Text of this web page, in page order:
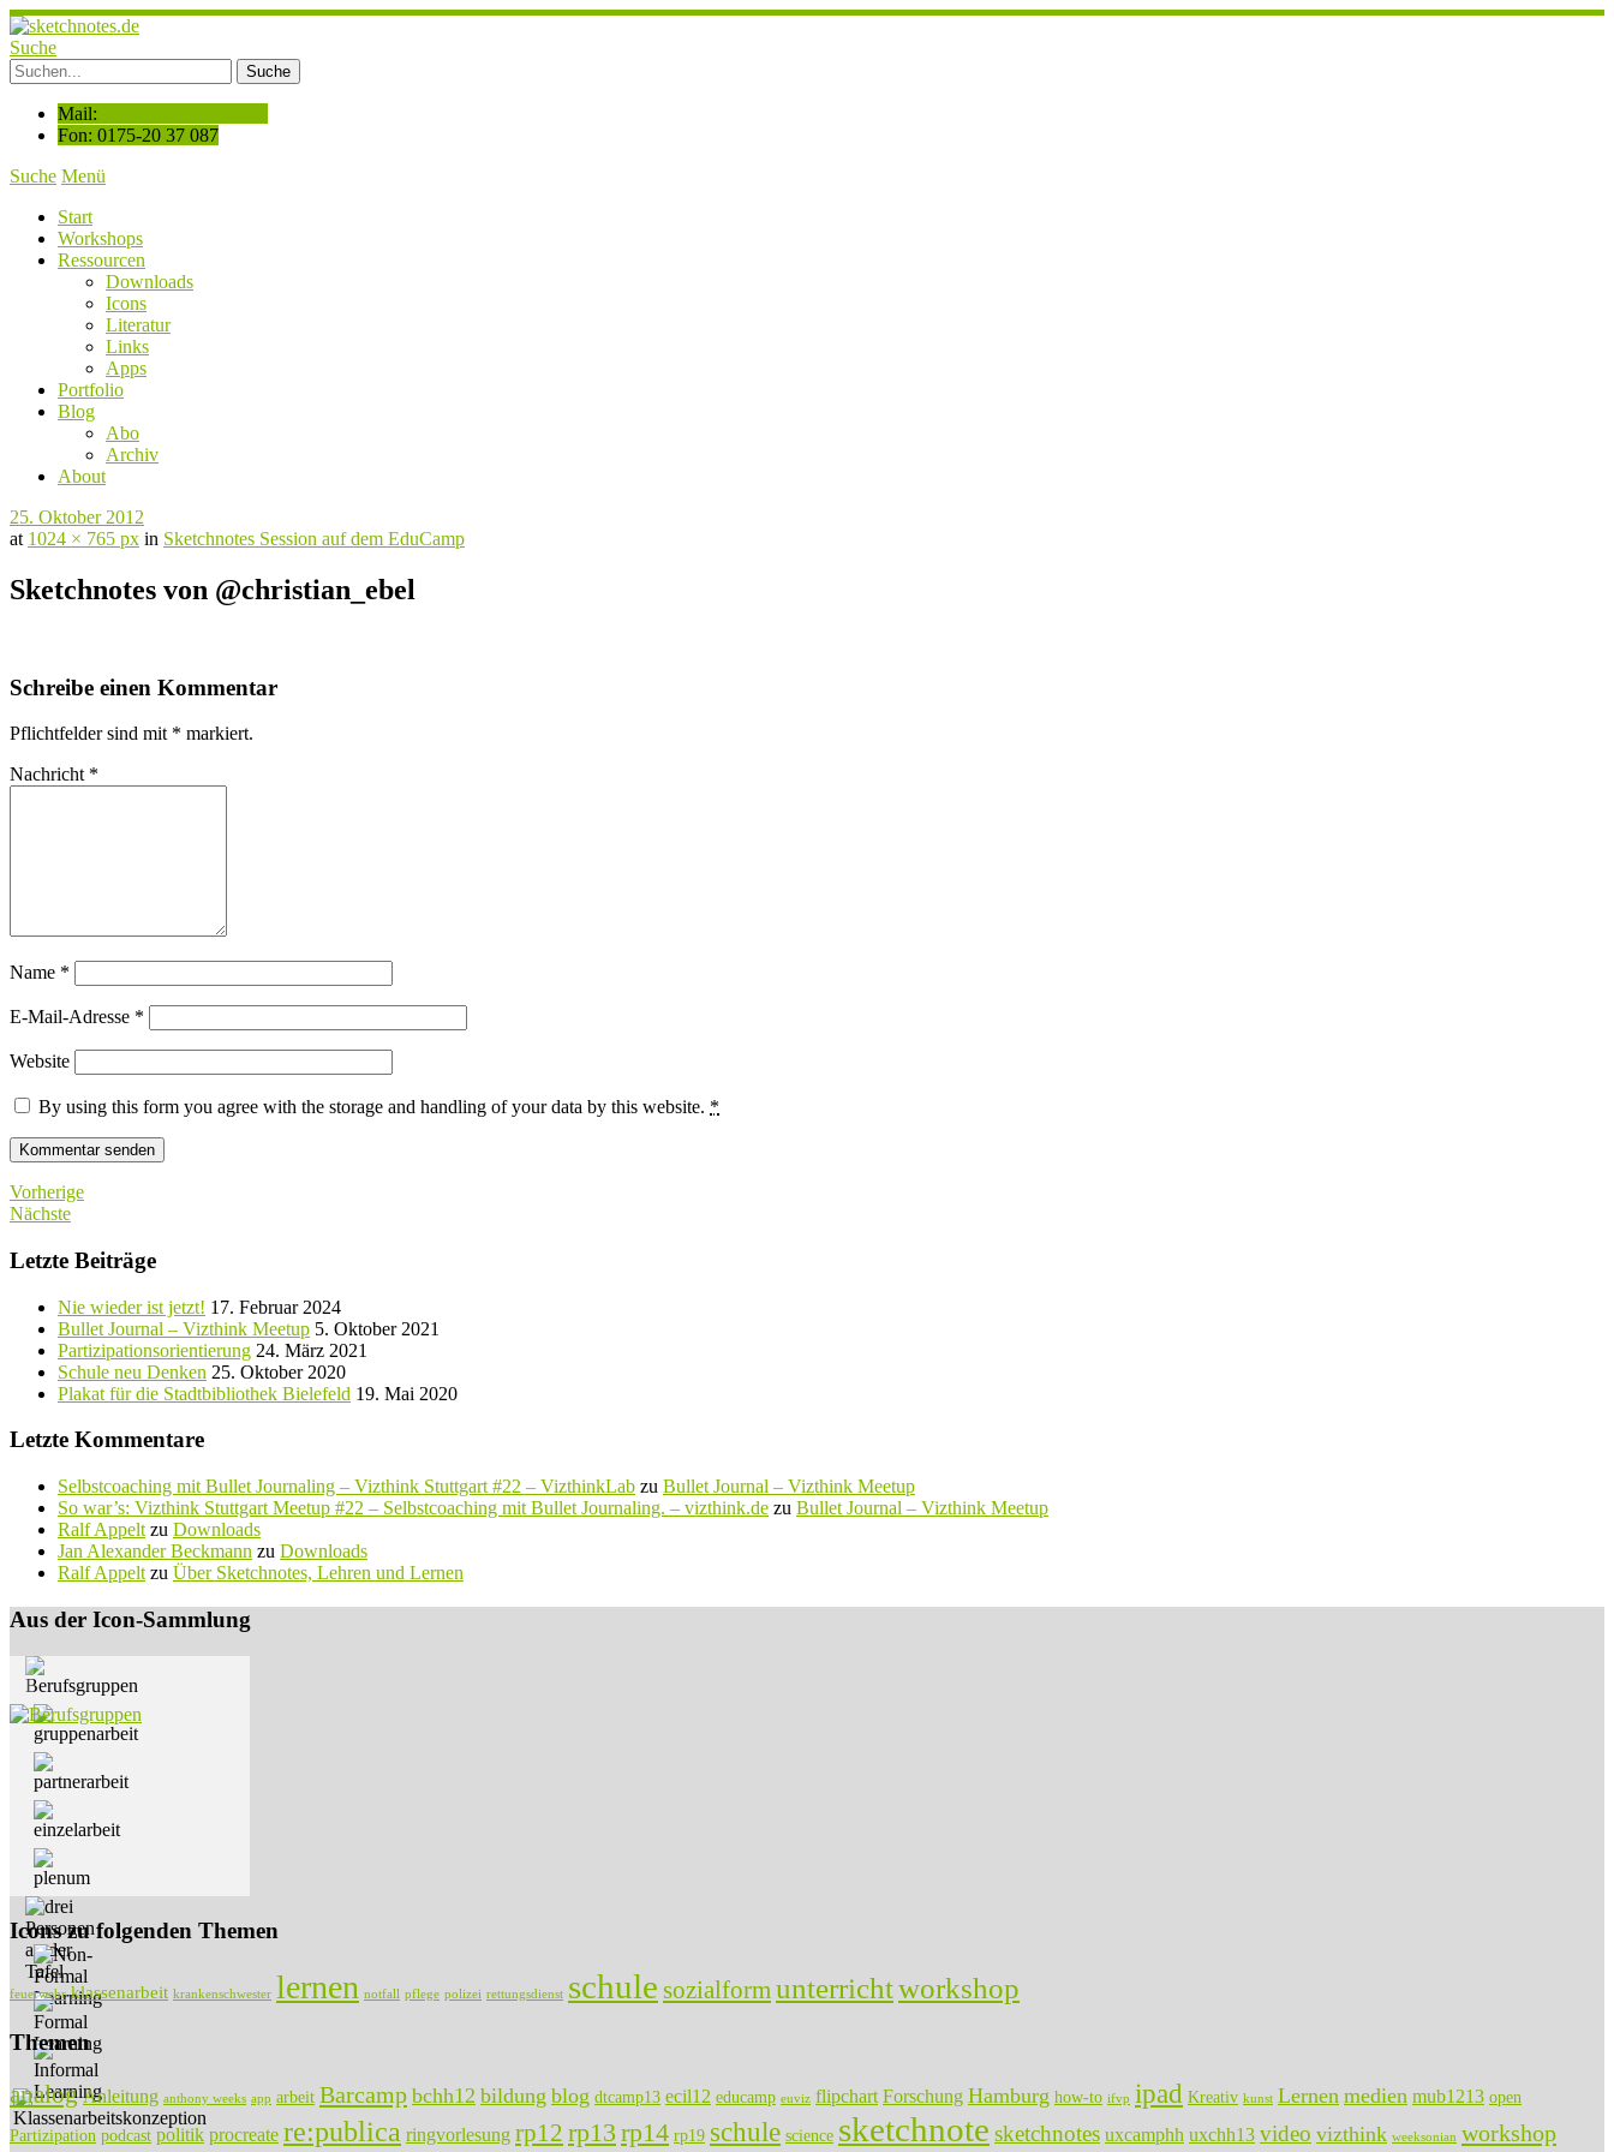
Suche
Mail:
Fon: 0175-20 37 087
Suche Menü
Start
Workshops
Ressourcen
Downloads
Icons
Literatur
Links
Apps
Portfolio
Blog
Abo
Archiv
About
25. Oktober 2012
at 1024 × 765 px in Sketchnotes Session auf dem EduCamp
Sketchnotes von @christian_ebel
Schreibe einen Kommentar
Pflichtfelder sind mit * markiert.
Nachricht *
Name *
E-Mail-Adresse *
Website
By using this form you agree with the storage and handling of your data by this website. *
Vorherige
Nächste
Letzte Beiträge
Nie wieder ist jetzt! 17. Februar 2024
Bullet Journal – Vizthink Meetup 5. Oktober 2021
Partizipationsorientierung 24. März 2021
Schule neu Denken 25. Oktober 2020
Plakat für die Stadtbibliothek Bielefeld 19. Mai 2020
Letzte Kommentare
Selbstcoaching mit Bullet Journaling – Vizthink Stuttgart #22 – VizthinkLab zu Bullet Journal – Vizthink Meetup
So war’s: Vizthink Stuttgart Meetup #22 – Selbstcoaching mit Bullet Journaling. – vizthink.de zu Bullet Journal – Vizthink Meetup
Ralf Appelt zu Downloads
Jan Alexander Beckmann zu Downloads
Ralf Appelt zu Über Sketchnotes, Lehren und Lernen
Aus der Icon-Sammlung
Icons zu folgenden Themen
feuerwehr klassenarbeit krankenschwester lernen notfall pflege polizei rettungsdienst schule sozialformunterrichtworkshop
Themen
analog Anleitung anthony weeks app arbeit Barcamp bchh12 bildung blog dtcamp13 ecil12 educamp euviz flipchart Forschung Hamburg how-to ifvp ipad Kreativ kunst Lernen medien mub1213 open
Partizipation podcast politik procreate re:publica ringvorlesung rp12 rp13 rp14 rp19 schule science sketchnote sketchnotes uxcamphh uxchh13 video vizthink weeksonian workshop